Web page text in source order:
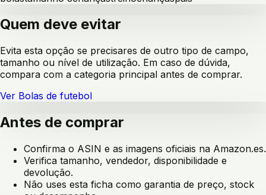
Quem deve evitar
Evita esta opção se precisares de outro tipo de campo,
tamanho ou nível de utilização. Em caso de dúvida,
compara com a categoria principal antes de comprar.
Ver Bolas de futebol
Antes de comprar
Confirma o ASIN e as imagens oficiais na Amazon.es.
Verifica tamanho, vendedor, disponibilidade e
devolução.
Não uses esta ficha como garantia de preço, stock